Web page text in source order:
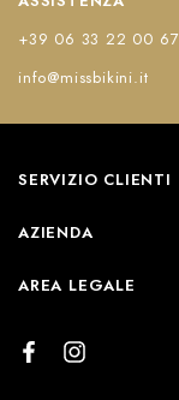
+39 06 33 22 00 67
info@missbikini.it
SERVIZIO CLIENTI
AZIENDA
AREA LEGALE